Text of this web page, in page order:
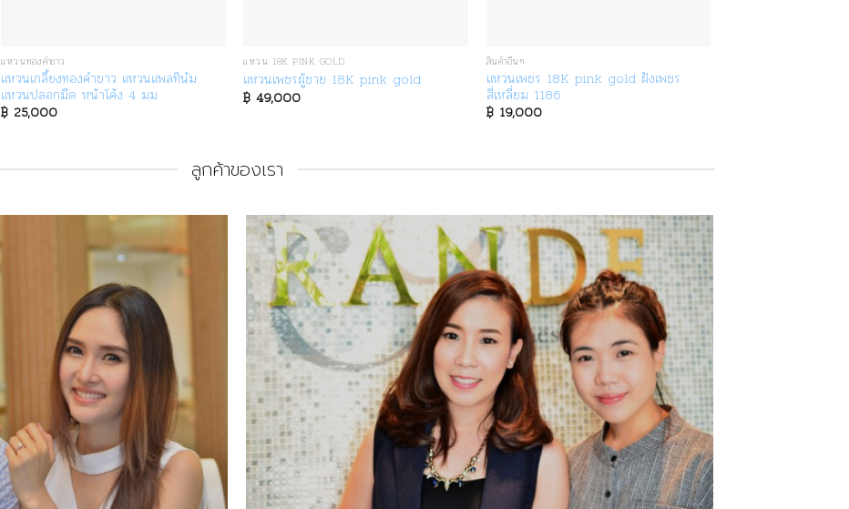
แหวนทองคำขาว
แหวนเกลี้ยงทองคำขาว แหวนแพลทินัม
แหวนปลอกมีด หน้าโค้ง 4 มม
฿ 25,000
แหวน 18K PINK GOLD
แหวนเพชรผู้ชาย 18K pink gold
฿ 49,000
สินค้าอื่นๆ
แหวนเพชร 18K pink gold ฝังเพชร
สี่เหลี่ยม 1186
฿19,000
ลูกค้าของเรา